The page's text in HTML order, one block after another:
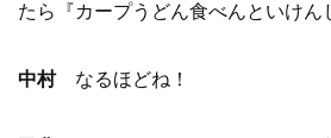
たら『カープうどん食べんといけん
中村 なるほどね！